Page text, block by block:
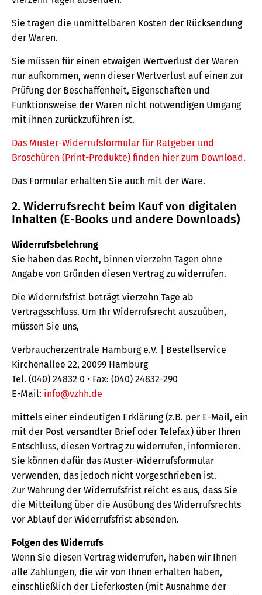
Sie tragen die unmittelbaren Kosten der Rücksendung
der Waren.
Sie müssen für einen etwaigen Wertverlust der Waren
nur aufkommen, wenn dieser Wertverlust auf einen zur
Prüfung der Beschaffenheit, Eigenschaften und
Funktionsweise der Waren nicht notwendigen Umgang
mit ihnen zurückzuführen ist.
Das Muster-Widerrufsformular für Ratgeber und
Broschüren (Print-Produkte) finden hier zum Download.
Das Formular erhalten Sie auch mit der Ware.
2. Widerrufsrecht beim Kauf von digitalen
Inhalten (E-Books und andere Downloads)
Widerrufsbelehrung
Sie haben das Recht, binnen vierzehn Tagen ohne
Angabe von Gründen diesen Vertrag zu widerrufen.
Die Widerrufsfrist beträgt vierzehn Tage ab
Vertragsschluss. Um Ihr Widerrufsrecht auszuüben,
müssen Sie uns,
Verbraucherzentrale Hamburg e.V. | Bestellservice
Kirchenallee 22, 20099 Hamburg
Tel. (040) 24832 0 • Fax: (040) 24832-290
E-Mail: info@vzhh.de
mittels einer eindeutigen Erklärung (z.B. per E-Mail, ein
mit der Post versandter Brief oder Telefax) über Ihren
Entschluss, diesen Vertrag zu widerrufen, informieren.
Sie können dafür das Muster-Widerrufsformular
verwenden, das jedoch nicht vorgeschrieben ist.
Zur Wahrung der Widerrufsfrist reicht es aus, dass Sie
die Mitteilung über die Ausübung des Widerrufsrechts
vor Ablauf der Widerrufsfrist absenden.
Folgen des Widerrufs
Wenn Sie diesen Vertrag widerrufen, haben wir Ihnen
alle Zahlungen, die wir von Ihnen erhalten haben,
einschließlich der Lieferkosten (mit Ausnahme der